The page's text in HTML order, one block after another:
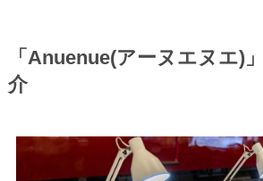
「 Anuenue(アーヌエヌエ)
介